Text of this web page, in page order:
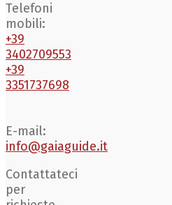
Telefoni
mobili:
+39
3402709553
+39
3351737698
E-mail:
info@gaiaguide.it
Contattateci
per